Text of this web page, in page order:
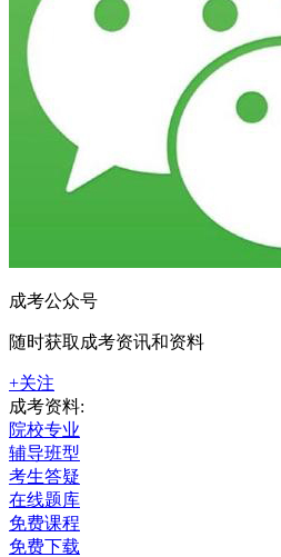
成考公众号
随时获取成考资讯和资料
+关注
成考资料:
院校专业
辅导班型
考生答疑
在线题库
免费课程
免费下载